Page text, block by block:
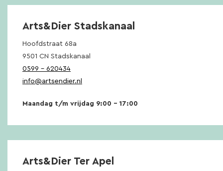
Arts&Dier Stadskanaal
Hoofdstraat 68a
9501 CN Stadskanaal
0599 – 620434
info@artsendier.nl
Maandag t/m vrijdag 9:00 – 17:00
Arts&Dier Ter Apel